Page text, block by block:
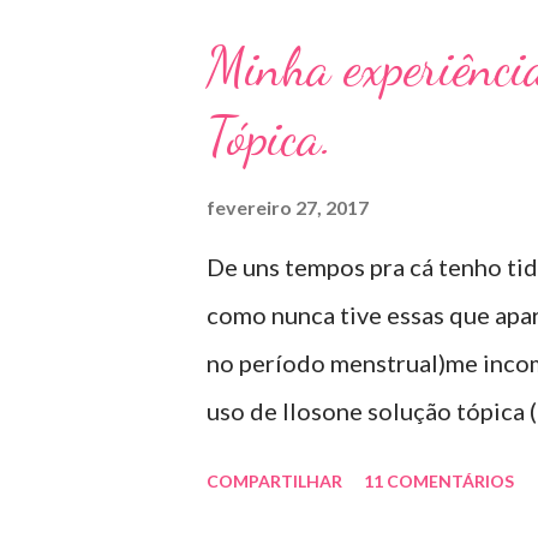
feito com esmaltes
receitados pelo
06 meses a um ano. Para
óleo de cravo duas vezes ao
sapato fechado e apertado .
agente antifúngico sintético
Minha
Tópica.
fevereiro 27, 2017
De uns tempos pra cá tenho
como nunca tive essas que
no período menstrual)me
uso de Ilosone solução tópica
COMPARTILHAR 11 COMENTÁRIOS